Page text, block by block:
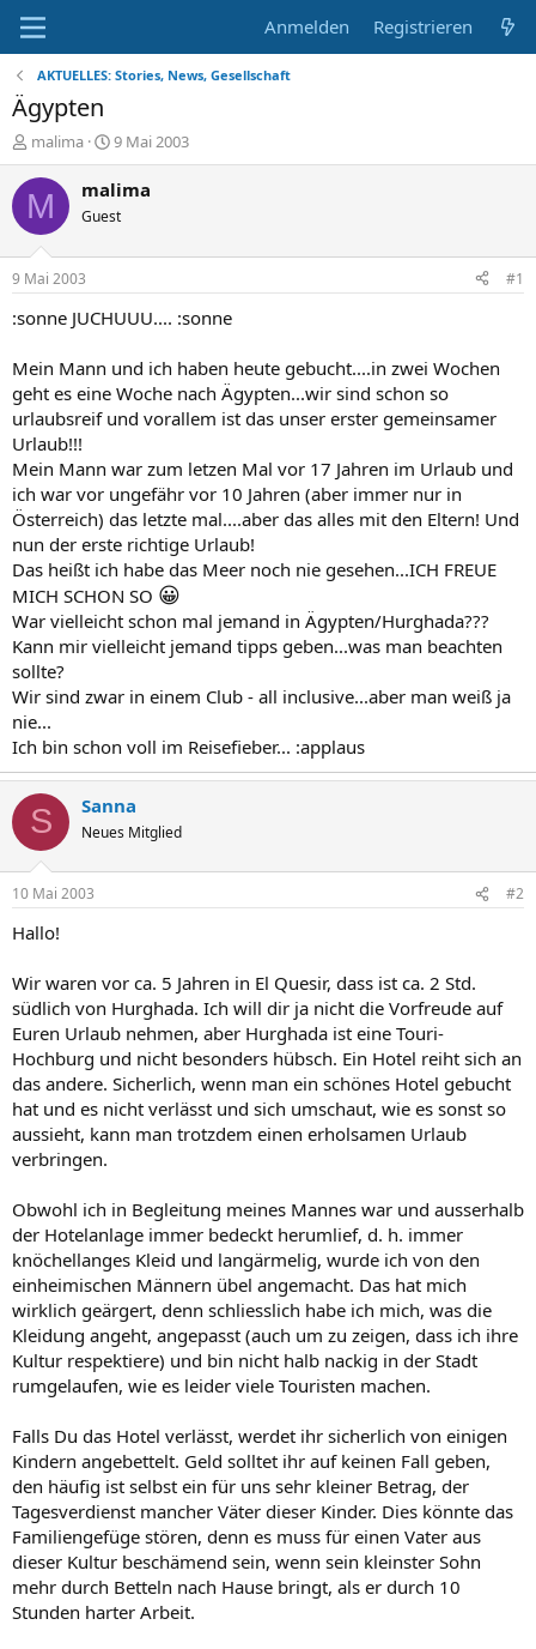
Anmelden Registrieren
AKTUELLES: Stories, News, Gesellschaft
Ägypten
E
r
s
t
l
e
r
malima
E
r
s
e
t
a
9 Mai 2003
M malima
Guest
9 Mai 2003 #1
:sonne JUCHUUU.... :sonne
Mein Mann und ich haben heute gebucht....in zwei Wochen
geht es eine Woche nach Ägypten...wir sind schon so
urlaubsreif und vorallem ist das unser erster gemeinsamer
Urlaub!!!
Mein Mann war zum letzen Mal vor 17 Jahren im Urlaub und
ich war vor ungefähr vor 10 Jahren (aber immer nur in
Österreich) das letzte mal....aber das alles mit den Eltern! Und
nun der erste richtige Urlaub!
Das heißt ich habe das Meer noch nie gesehen...ICH FREUE
MICH SCHON SO 😀
War vielleicht schon mal jemand in Ägypten/Hurghada???
Kann mir vielleicht jemand tipps geben...was man beachten
sollte?
Wir sind zwar in einem Club - all inclusive...aber man weiß ja
nie...
Ich bin schon voll im Reisefieber... :applaus
S Sanna
Neues Mitglied
10 Mai 2003 #2
Hallo!
Wir waren vor ca. 5 Jahren in El Quesir, dass ist ca. 2 Std.
südlich von Hurghada. Ich will dir ja nicht die Vorfreude auf
Euren Urlaub nehmen, aber Hurghada ist eine Touri-
Hochburg und nicht besonders hübsch. Ein Hotel reiht sich an
das andere. Sicherlich, wenn man ein schönes Hotel gebucht
hat und es nicht verlässt und sich umschaut, wie es sonst so
aussieht, kann man trotzdem einen erholsamen Urlaub
verbringen.
Obwohl ich in Begleitung meines Mannes war und ausserhalb
der Hotelanlage immer bedeckt herumlief, d. h. immer
knöchellanges Kleid und langärmelig, wurde ich von den
einheimischen Männern übel angemacht. Das hat mich
wirklich geärgert, denn schliesslich habe ich mich, was die
Kleidung angeht, angepasst (auch um zu zeigen, dass ich ihre
Kultur respektiere) und bin nicht halb nackig in der Stadt
rumgelaufen, wie es leider viele Touristen machen.
Falls Du das Hotel verlässt, werdet ihr sicherlich von einigen
Kindern angebettelt. Geld solltet ihr auf keinen Fall geben,
den häufig ist selbst ein für uns sehr kleiner Betrag, der
Tagesverdienst mancher Väter dieser Kinder. Dies könnte das
Familiengefüge stören, denn es muss für einen Vater aus
dieser Kultur beschämend sein, wenn sein kleinster Sohn
mehr durch Betteln nach Hause bringt, als er durch 10
Stunden harter Arbeit.